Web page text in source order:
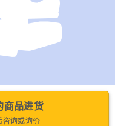
商品进货
咨询或询价